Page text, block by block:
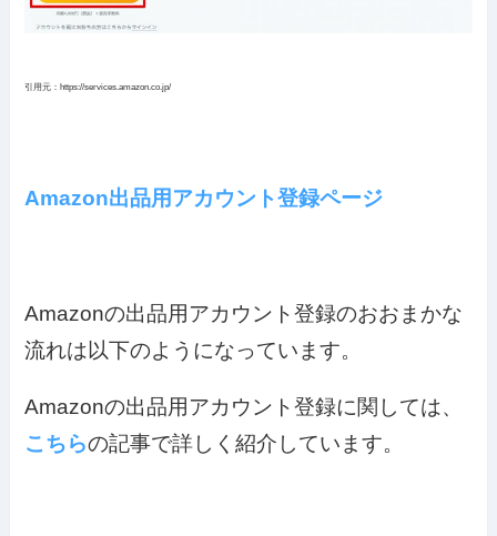
引用元：https://services.amazon.co.jp/
Amazon出品用アカウント登録ページ
Amazonの出品用アカウント登録のおおまかな
流れは以下のようになっています。
Amazonの出品用アカウント登録に関しては、
こちらの記事で詳しく紹介しています。